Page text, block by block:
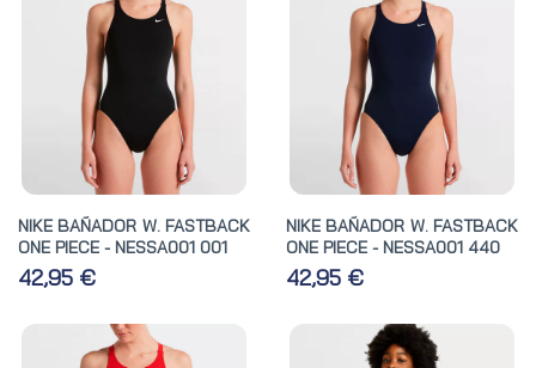
NIKE BAÑADOR W. FASTBACK
ONE PIECE - NESSA001 001
42,95 €
NIKE BAÑADOR W. FASTBACK
ONE PIECE - NESSA001 440
42,95 €